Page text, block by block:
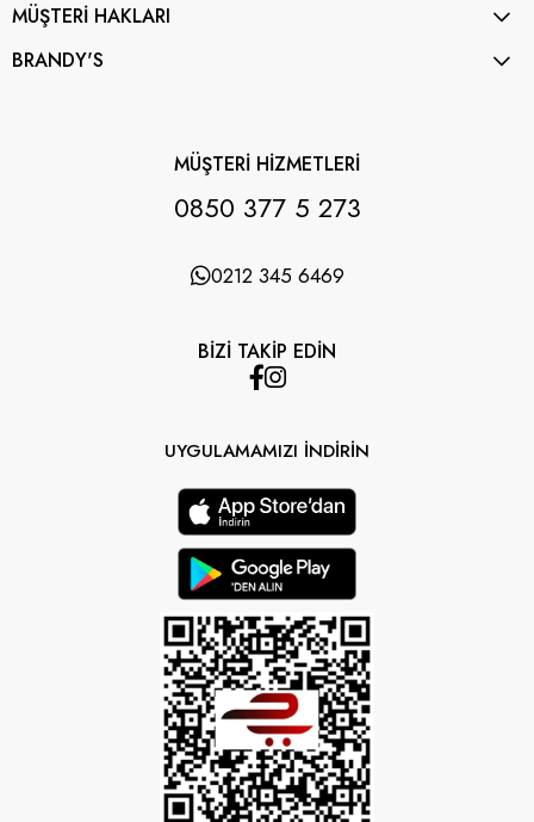
MÜŞTERİ HAKLARI
BRANDY'S
MÜŞTERİ HİZMETLERİ
0850 377 5 273
0212 345 6469
BİZİ TAKİP EDİN
UYGULAMAMIZI İNDİRİN